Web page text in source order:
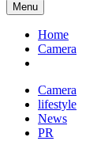
Menu
Home
Camera
Camera
lifestyle
News
PR